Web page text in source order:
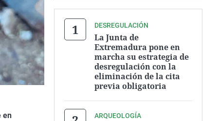
en
DESREGULACIÓN
La Junta de
Extremadura pone en
marcha su estrategia de
desregulación con la
eliminación de la cita
previa obligatoria
ARQUEOLOGÍA